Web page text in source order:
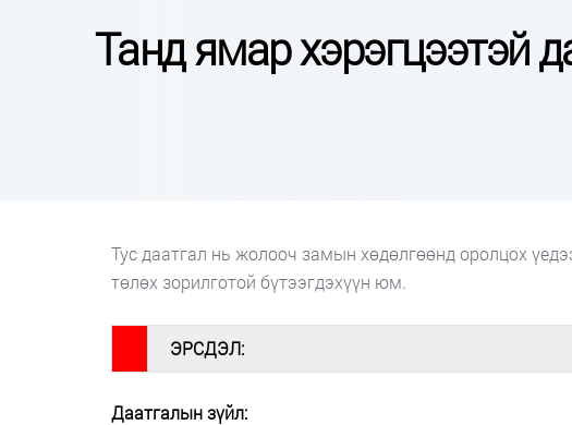
Танд ямар хэрэгцээтэй
Тус даатгал нь жолооч замын хөдөлгөөнд оролцох
төлөх зорилготой бүтээгдэхүүн юм.
ЭРСДЭЛ:
Даатгалын зүйл: